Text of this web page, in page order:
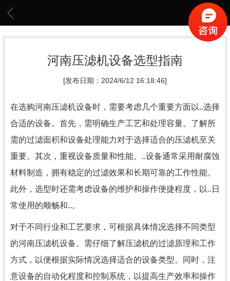
河南压滤机设备选型指南
[发布日期：2024/6/12 16:18:46]
在选购河南压滤机设备时，需要考虑几个重要方面以..选择
合适的设备。首先，需明确生产工艺和处理容量。了解所
需的过滤面积和设备处理能力对于选择适合的压滤机至关
重要。其次，重视设备质量和性能。..设备通常采用耐腐蚀
材料制造，拥有稳定的过滤效果和长期可靠的工作性能。
此外，选型时还需考虑设备的维护和操作便捷程度，以..日
常使用的顺畅和..。
对于不同行业和工艺要求，可根据具体情况选择不同类型
的河南压滤机设备。需仔细了解压滤机的过滤原理和工作
方式，以便根据实际情况选择适合的设备类型。同时，注
意设备的自动化程度和控制系统，以提高生产效率和操作